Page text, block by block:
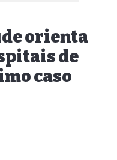
orienta
de
caso